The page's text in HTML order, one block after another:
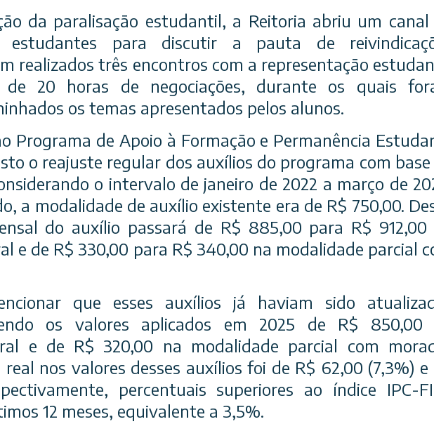
da paralisação estudantil, a Reitoria abriu um canal
para discutir a pauta de
realizados três encontros com a representação
20 horas de negociações, durante os quais
os temas apresentados pelos alunos.
Programa de Apoio à Formação e Permanência
o reajuste regular dos auxílios do programa com base
o intervalo de janeiro de 2022 a março de
a modalidade de auxílio existente era de R$ 750,00.
do auxílio passará de R$ 885,00 para R$ 912,00
e de R$ 330,00 para R$ 340,00 na modalidade parcial
que esses auxílios já haviam sido
os valores aplicados em 2025 de R$ 850,00
e de R$ 320,00 na modalidade parcial com
nos valores desses auxílios foi de R$ 62,00 (7,3%) e
percentuais superiores ao índice IPC-
12 meses, equivalente a 3,5%.